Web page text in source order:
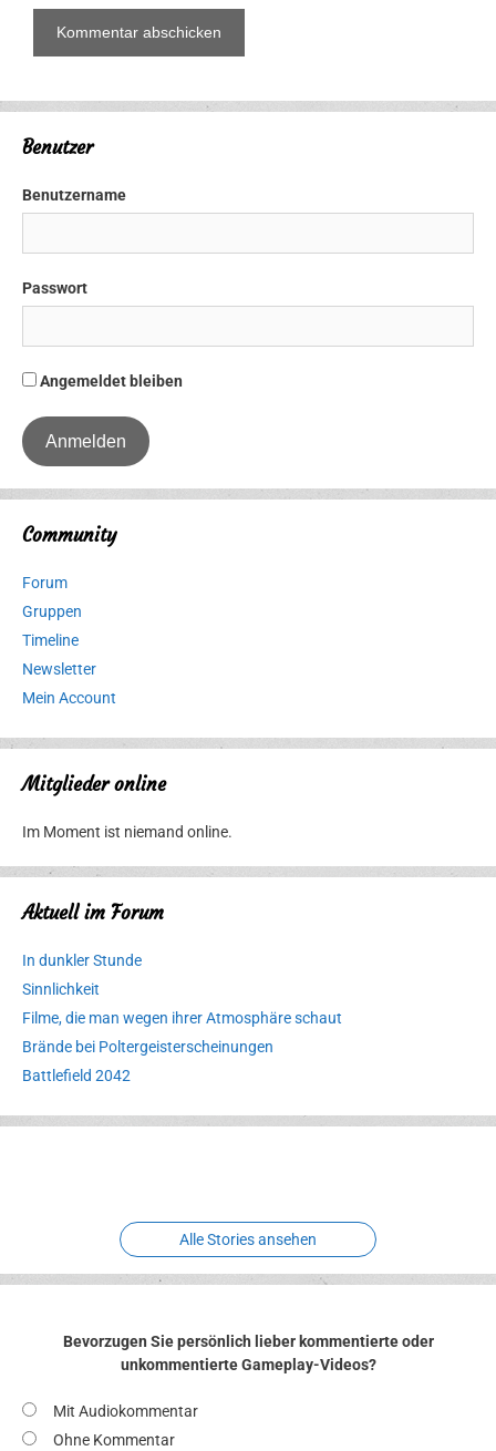
Benutzer
Benutzername
Passwort
Angemeldet bleiben
Community
Forum
Gruppen
Timeline
Newsletter
Mein Account
Mitglieder online
Im Moment ist niemand online.
Aktuell im Forum
In dunkler Stunde
Sinnlichkeit
Filme, die man wegen ihrer Atmosphäre schaut
Brände bei Poltergeisterscheinungen
Battlefield 2042
Erlebnispark
Verbotene
Alle Stories ansehen
Bevorzugen Sie persönlich lieber kommentierte oder
unkommentierte Gameplay-Videos?
Mit Audiokommentar
Ohne Kommentar